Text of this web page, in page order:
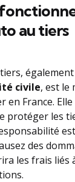
au tiers
civile, est le
en France.
protéger les
des
les frais liés